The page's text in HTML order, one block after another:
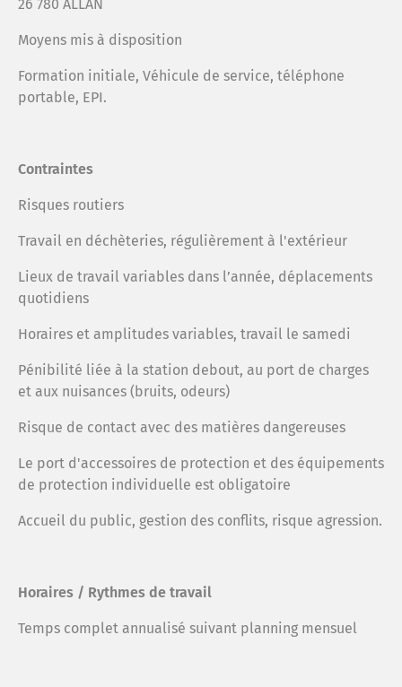
26 780 ALLAN
Moyens mis à disposition
Formation initiale, Véhicule de service, téléphone
portable, EPI.
Contraintes
Risques routiers
Travail en déchèteries, régulièrement à l'extérieur
Lieux de travail variables dans l’année, déplacements
quotidiens
Horaires et amplitudes variables, travail le samedi
Pénibilité liée à la station debout, au port de charges
et aux nuisances (bruits, odeurs)
Risque de contact avec des matières dangereuses
Le port d'accessoires de protection et des équipements
de protection individuelle est obligatoire
Accueil du public, gestion des conflits, risque agression.
Horaires / Rythmes de travail
Temps complet annualisé suivant planning mensuel